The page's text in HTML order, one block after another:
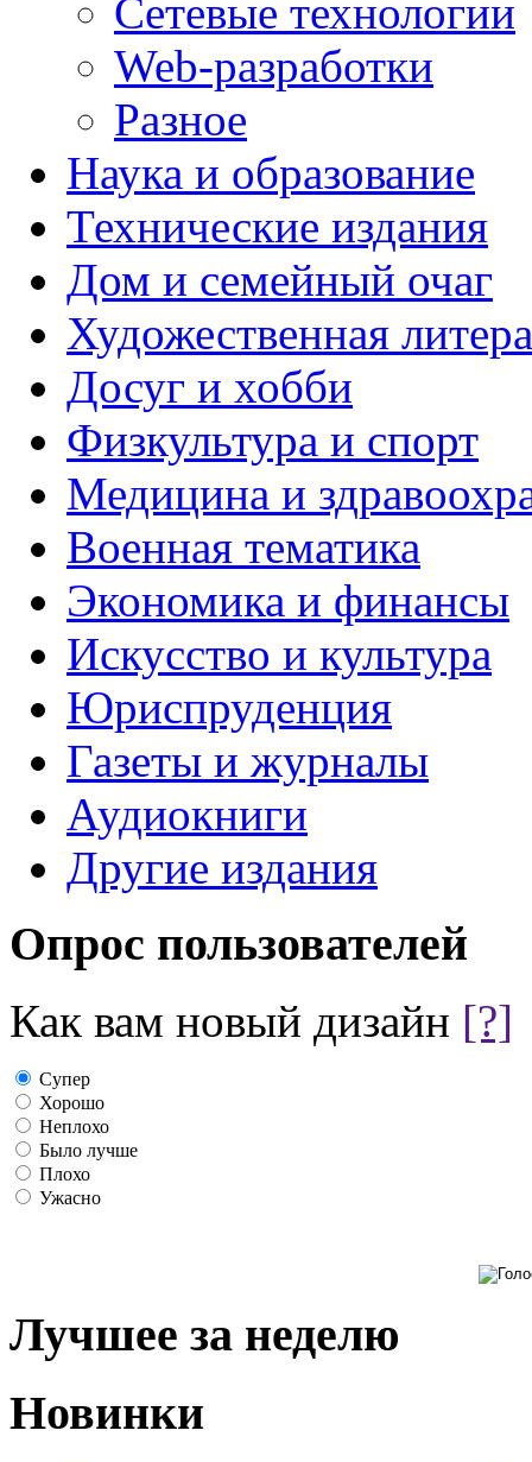
Сетевые технологии
Web-разработки
Разное
Наука и образование
Технические издания
Дом и семейный очаг
Художественная
Досуг и хобби
Физкультура и спорт
Медицина и
Военная тематика
Экономика и финансы
Искусство и культура
Юриспруденция
Газеты и журналы
Аудиокниги
Другие издания
Опрос пользователей
Как вам новый дизайн [?]
Супер
Хорошо
Неплохо
Было лучше
Плохо
Ужасно
Лучшее за неделю
Новинки